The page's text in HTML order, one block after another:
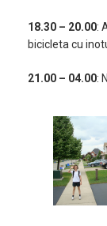
18.30 – 20.00:
bicicleta cu
21.00 – 04.00: